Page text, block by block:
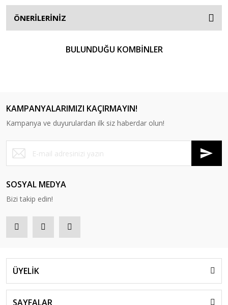
ÖNERİLERİNİZ
BULUNDUĞU KOMBİNLER
RS 5090 Tek'li Bekleme Koltuğu
KAMPANYALARIMIZI KAÇIRMAYIN!
Kampanya ve duyurulardan ilk siz haberdar olun!
SOSYAL MEDYA
Bizi takip edin!
ÜYELİK
SAYFALAR